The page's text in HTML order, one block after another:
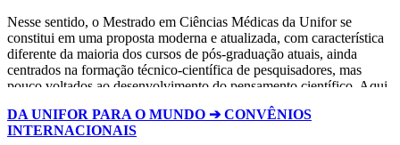
Nesse sentido, o Mestrado em Ciências Médicas da Unifor se
constitui em uma proposta moderna e atualizada, com característica
diferente da maioria dos cursos de pós-graduação atuais, ainda
centrados na formação técnico-científica de pesquisadores, mas
pouco voltados ao desenvolvimento do pensamento científico. Aqui,
sociedade, com atenção à formação do docente do nível superior,
especialmente quando considerada a abordagem de novos princípios
DA UNIFOR PARA O MUNDO ➔ CONVÊNIOS
INTERNACIONAIS